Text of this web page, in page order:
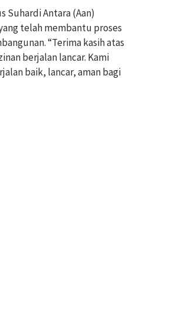
Suhardi Antara (Aan)
telah membantu proses
“Terima kasih atas
berjalan lancar. Kami
baik, lancar, aman bagi